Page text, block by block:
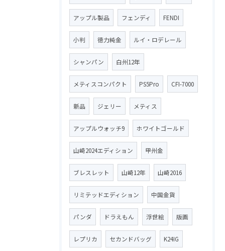
アップル製品 フェンディ FENDI
小判 徳力純金 ルイ・ロデレール
シャンパン 白州12年
メティスコンパクト PS5Pro CFI-7000
新品 ジェリー メティス
アップルウォッチ9 ホワイトゴールド
山崎2024エディション 甲州金
ブレスレット 山崎12年 山崎2016
リミテッドエディション 中国金貨
パンダ ドラえもん 浮世絵 版画
レプリカ セカンドバッグ K24IG